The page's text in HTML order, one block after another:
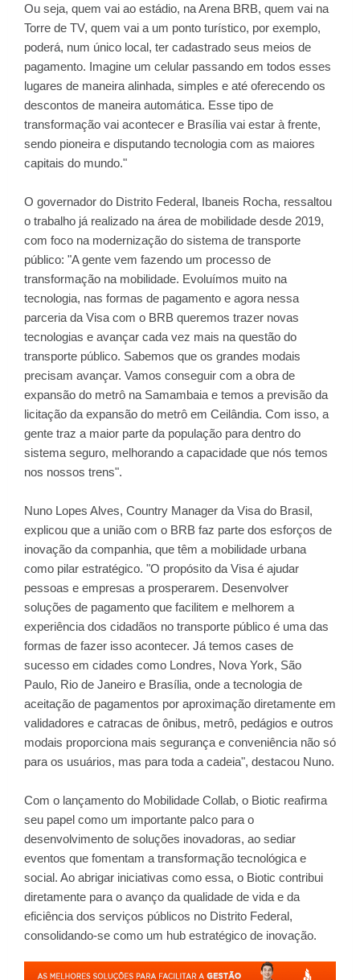
Ou seja, quem vai ao estádio, na Arena BRB, quem vai na
Torre de TV, quem vai a um ponto turístico, por exemplo,
poderá, num único local, ter cadastrado seus meios de
pagamento. Imagine um celular passando em todos esses
lugares de maneira alinhada, simples e até oferecendo os
descontos de maneira automática. Esse tipo de
transformação vai acontecer e Brasília vai estar à frente,
sendo pioneira e disputando tecnologia com as maiores
capitais do mundo."
O governador do Distrito Federal, Ibaneis Rocha, ressaltou
o trabalho já realizado na área de mobilidade desde 2019,
com foco na modernização do sistema de transporte
público: "A gente vem fazendo um processo de
transformação na mobilidade. Evoluímos muito na
tecnologia, nas formas de pagamento e agora nessa
parceria da Visa com o BRB queremos trazer novas
tecnologias e avançar cada vez mais na questão do
transporte público. Sabemos que os grandes modais
precisam avançar. Vamos conseguir com a obra de
expansão do metrô na Samambaia e temos a previsão da
licitação da expansão do metrô em Ceilândia. Com isso, a
gente traz a maior parte da população para dentro do
sistema seguro, melhorando a capacidade que nós temos
nos nossos trens".
Nuno Lopes Alves, Country Manager da Visa do Brasil,
explicou que a união com o BRB faz parte dos esforços de
inovação da companhia, que têm a mobilidade urbana
como pilar estratégico. "O propósito da Visa é ajudar
pessoas e empresas a prosperarem. Desenvolver
soluções de pagamento que facilitem e melhorem a
experiência dos cidadãos no transporte público é uma das
formas de fazer isso acontecer. Já temos cases de
sucesso em cidades como Londres, Nova York, São
Paulo, Rio de Janeiro e Brasília, onde a tecnologia de
aceitação de pagamentos por aproximação diretamente em
validadores e catracas de ônibus, metrô, pedágios e outros
modais proporciona mais segurança e conveniência não só
para os usuários, mas para toda a cadeia", destacou Nuno.
Com o lançamento do Mobilidade Collab, o Biotic reafirma
seu papel como um importante palco para o
desenvolvimento de soluções inovadoras, ao sediar
eventos que fomentam a transformação tecnológica e
social. Ao abrigar iniciativas como essa, o Biotic contribui
diretamente para o avanço da qualidade de vida e da
eficiência dos serviços públicos no Distrito Federal,
consolidando-se como um hub estratégico de inovação.